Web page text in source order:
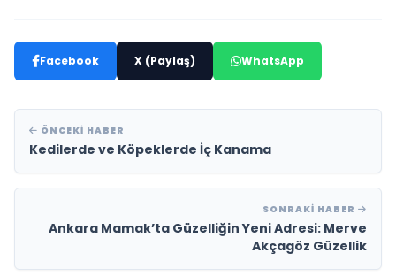
Facebook X (Paylaş) WhatsApp
ÖNCEKI HABER
Kedilerde ve Köpeklerde İç Kanama
SONRAKI HABER
Ankara Mamak’ta Güzelliğin Yeni Adresi: Merve
Akçagöz Güzellik